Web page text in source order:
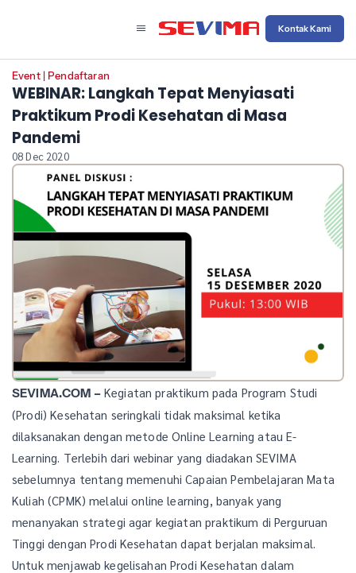
Kontak Kami
Event| Pendaftaran
WEBINAR: Langkah Tepat Menyiasati
Praktikum Prodi Kesehatan di Masa
Pandemi
08 Dec 2020
SEVIMA.COM –Kegiatan praktikum pada Program Studi
(Prodi) Kesehatan seringkali tidak maksimal ketika
dilaksanakan dengan metode Online Learning atau E-
Learning. Terlebih dari webinar yang diadakan SEVIMA
sebelumnya tentang memenuhi Capaian Pembelajaran Mata
Kuliah (CPMK) melalui online learning, banyak yang
menanyakan strategi agar kegiatan praktikum di Perguruan
Tinggi dengan Prodi Kesehatan dapat berjalan maksimal.
Untuk menjawab kegelisahan Prodi Kesehatan dalam